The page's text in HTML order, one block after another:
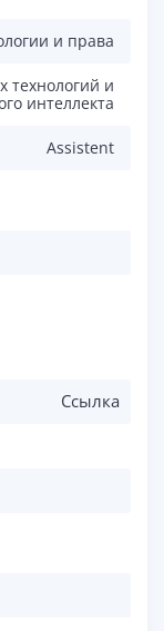
и права
технологий и
интеллекта
Assistent
Ссылка